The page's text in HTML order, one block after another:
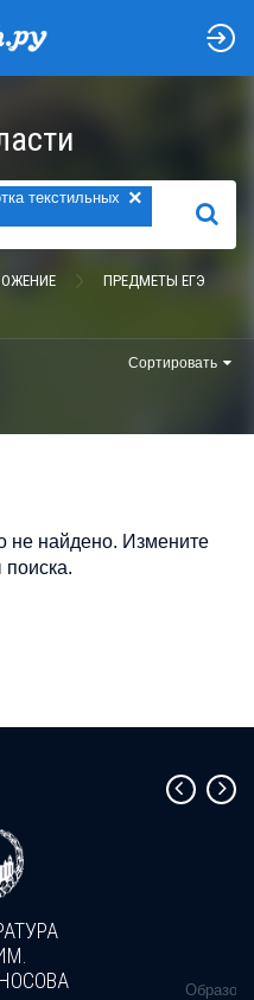
текстильных
×
НАЙТИ
ПРЕДМЕТЫ ЕГЭ
Сортировать
не найдено. Измените